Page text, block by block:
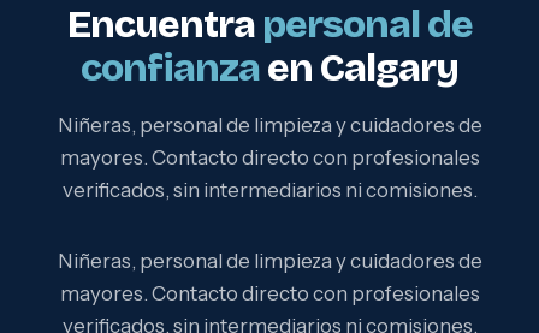
Encuentra personal de
confianzaen Calgary
Niñeras, personal de limpieza y cuidadores de
mayores. Contacto directo con profesionales
verificados, sin intermediarios ni comisiones.
Niñeras, personal de limpieza y cuidadores de
mayores. Contacto directo con profesionales
verificados, sin intermediarios ni comisiones.